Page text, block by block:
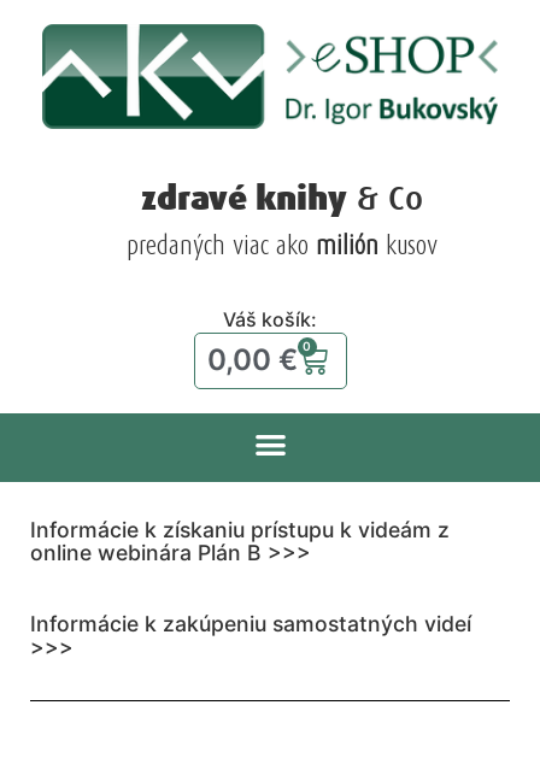
zdravé knihy & Co
predaných viac ako milión kusov
Váš košík:
0,00 € 0
Informácie k získaniu prístupu k videám z
online webinára Plán B >>>
Informácie k zakúpeniu samostatných videí
>>>